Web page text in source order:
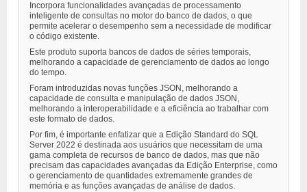
Incorpora funcionalidades avançadas de processamento
inteligente de consultas no motor do banco de dados, o que
permite acelerar o desempenho sem a necessidade de modificar
o código existente.
Este produto suporta bancos de dados de séries temporais,
melhorando a capacidade de gerenciamento de dados ao longo
do tempo.
Foram introduzidas novas funções JSON, melhorando a
capacidade de consulta e manipulação de dados JSON,
melhorando a interoperabilidade e a eficiência ao trabalhar com
este formato de dados.
Por fim, é importante enfatizar que a Edição Standard do SQL
Server 2022 é destinada aos usuários que necessitam de uma
gama completa de recursos de banco de dados, mas que não
precisam das capacidades avançadas da Edição Enterprise, como
o gerenciamento de quantidades extremamente grandes de
memória e as funções avançadas de análise de dados.